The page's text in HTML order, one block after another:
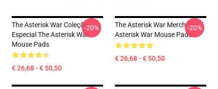
The Asterisk War Coleção
Especial The Asterisk War
Mouse Pads
€ 26,68 - € 50,50
-20%
The Asterisk War Merch The
Asterisk War Mouse Pads
€ 26,68 - € 50,50
-20%